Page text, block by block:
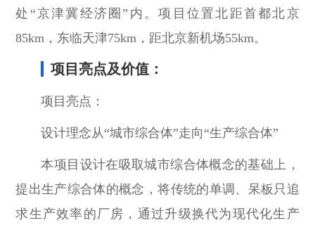
处“京津冀经济圈”内。项目位置北距首都北京
85km，东临天津75km，距北京新机场55km。
项目亮点及价值：
项目亮点：
设计理念从“城市综合体”走向“生产综合体”
本项目设计在吸取城市综合体概念的基础上，
提出生产综合体的概念，将传统的单调、呆板只追
求生产效率的厂房，通过升级换代为现代化生产